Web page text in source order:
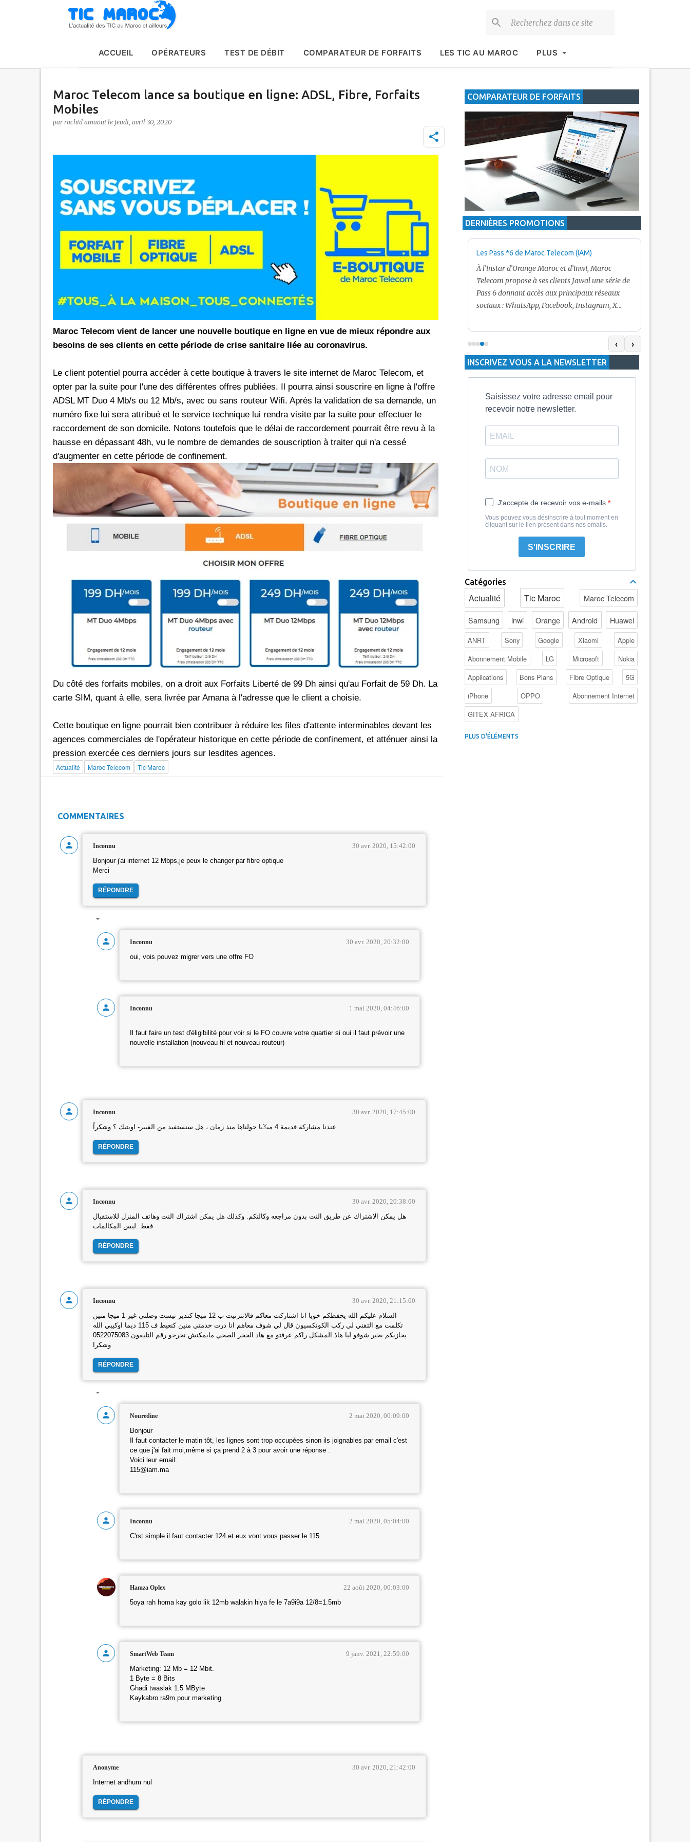
ACCUEIL OPÉRATEURS TEST DE DÉBIT COMPARATEUR DE FORFAITS LES TIC AU MAROC PLUS
Maroc Telecom lance sa boutique en ligne: ADSL, Fibre, Forfaits
Mobiles
par rachid amaoui le jeudi, avril 30, 2020
Maroc Telecom vient de lancer une nouvelle boutique en ligne en vue de mieux répondre aux
besoins de ses clients en cette période de crise sanitaire liée au coronavirus.
Le client potentiel pourra accéder à cette boutique à travers le site internet de Maroc Telecom, et
opter par la suite pour l'une des différentes offres publiées. Il pourra ainsi souscrire en ligne à l'offre
ADSL MT Duo 4 Mb/s ou 12 Mb/s, avec ou sans routeur Wifi. Après la validation de sa demande, un
numéro fixe lui sera attribué et le service technique lui rendra visite par la suite pour effectuer le
raccordement de son domicile. Notons toutefois que le délai de raccordement pourrait être revu à la
hausse en dépassant 48h, vu le nombre de demandes de souscription à traiter qui n'a cessé
d'augmenter en cette période de confinement.
Du côté des forfaits mobiles, on a droit aux Forfaits Liberté de 99 Dh ainsi qu'au Forfait de 59 Dh. La
carte SIM, quant à elle, sera livrée par Amana à l'adresse que le client a choisie.
Cette boutique en ligne pourrait bien contribuer à réduire les files d'attente interminables devant les
agences commerciales de l'opérateur historique en cette période de confinement, et atténuer ainsi la
pression exercée ces derniers jours sur lesdites agences.
Actualité Maroc Telecom Tic Maroc
COMMENTAIRES
Inconnu 30 avr. 2020, 15:42:00
Bonjour j'ai internet 12 Mbps,je peux le changer par fibre optique
Merci
RÉPONDRE
Inconnu 30 avr. 2020, 20:32:00
oui, vois pouvez migrer vers une offre FO
Inconnu 1 mai 2020, 04:46:00
Il faut faire un test d'éligibilité pour voir si le FO couvre votre quartier si oui il faut prévoir une
nouvelle installation (nouveau fil et nouveau routeur)
Inconnu 30 avr. 2020, 17:45:00
عندنا مشاركة قديمة 4 ميݣا حولناها منذ زمان ، هل سنستفيد من الفيبر- اوبتيك ؟ وشكراً
RÉPONDRE
Inconnu 30 avr. 2020, 20:38:00
هل يمكن الاشتراك عن طريق النت بدون مراجعه وكالتكم. وكذلك هل يمكن اشتراك النت وهاتف المنزل للاستقبال
فقط .ليس المكالمات
RÉPONDRE
Inconnu 30 avr. 2020, 21:15:00
السلام عليكم الله يحفظكم خويا انا اشتاركت معاكم فالانترنيت ب 12 ميجا كندير تيست وصلني غير 1 ميجا منين
تكلمت مع التقني لي ركب الكونكسيون قال لي شوف معاهم انا درت خدمتي منين كنعيط ف 115 ديما اوكيبي الله
يجازيكم بخير شوفو ليا هاذ المشكل راكم عرفتو مع هاذ الحجر الصحي مايمكنش نخرجو رقم التليفون 0522075083
وشكرا
RÉPONDRE
Nouredine 2 mai 2020, 00:09:00
Bonjour
Il faut contacter le matin tôt, les lignes sont trop occupées sinon ils joignables par email c'est
ce que j'ai fait moi,même si ça prend 2 à 3 pour avoir une réponse .
Voici leur email:
115@iam.ma
Inconnu 2 mai 2020, 05:04:00
C'rst simple il faut contacter 124 et eux vont vous passer le 115
Hamza Oplex 22 août 2020, 00:03:00
5oya rah homa kay golo lik 12mb walakin hiya fe le 7a9i9a 12/8=1.5mb
SmartWeb Team 9 janv. 2021, 22:59:00
Marketing: 12 Mb = 12 Mbit.
1 Byte = 8 Bits
Ghadi twaslak 1.5 MByte
Kaykabro ra9m pour marketing
Anonyme 30 avr. 2020, 21:42:00
Internet andhum nul
RÉPONDRE
COMPARATEUR DE FORFAITS
DERNIÈRES PROMOTIONS
réseaux sociaux avec *6 chez
d'une offre promotionnelle qui
peuvent désormais bénéficier
Promotion inwi: L'illimité vers les réseaux sociaux
avec *6
A l'instar de Maroc Telecom et Orange, inwi fait
certains réseaux sociaux. A 5 Dh, le client aura
Facebook, Twitter, Instagram et Snapchat voire
300 Mo pour le Pass de 10 Dh. Notons au
le Pass 30 Dh de inwi offre un
Promotion Orange Maroc: Recharge x25 +
Nouveau! Orange Maroc multiplie les recharges
de ses clients mobiles en prépayé par 25 et ce,
pour toute recharge de 30 Dh ou plus. De plus,
un volume d'internet variant selon le montant de
ladite recharge. La durée de validité du volume
Les Pass *6 de Maroc Telecom (IAM)
À l’instar d’Orange Maroc et d’inwi, Maroc
Telecom propose à ses clients Jawal une série de
Pass 6 donnant accès aux principaux réseaux
sociaux : WhatsApp, Facebook, Instagram, X
5 Dh inclut 100 Mo, le Pass 10 Dh offre 400 Mo,
tandis que les formules à 20 Dh et 30 Dh
proposent respectivement 1 Go et 2 Go. Les
durées de validité sont de 3 jours pour
‹ ›
INSCRIVEZ VOUS A LA NEWSLETTER
Saisissez votre adresse email pour
recevoir notre newsletter.
J'accepte de recevoir vos e-mails.
Vous pouvez vous désinscrire à tout moment en
cliquant sur le lien présent dans nos emails.
S'INSCRIRE
Catégories
Actualité Tic Maroc Maroc Telecom
Samsung inwi Orange Android Huawei
ANRT Sony Google Xiaomi
Apple
Abonnement Mobile
LG Microsoft
Nokia
Applications
Bons Plans Fibre Optique
5G
iPhone
OPPO
Abonnement Internet
GITEX AFRICA
4G au Maroc
PLUS D'ÉLÉMENTS